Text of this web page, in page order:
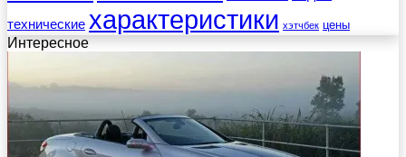
технические характеристики хэтчбек цены
Интересное